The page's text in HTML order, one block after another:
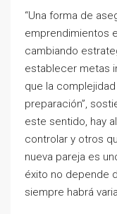
“Una forma de
emprendimientos
cambiando
establecer metas
que la
preparación”,
este sentido, hay
controlar y otros
nueva pareja es
éxito no depende
siempre habrá